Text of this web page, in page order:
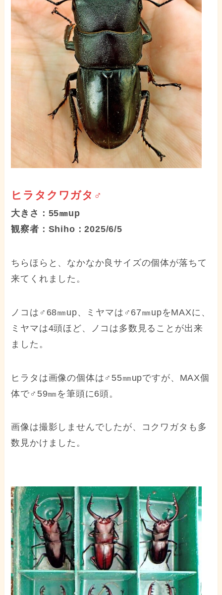
ヒラタクワガタ♂
大きさ：55㎜up
観察者：Shiho：2025/6/5
ちらほらと、なかなか良サイズの個体が落ちて
来てくれました。
ノコは♂68㎜up、ミヤマは♂67㎜upをMAXに、
ミヤマは4頭ほど、ノコは多数見ることが出来
ました。
ヒラタは画像の個体は♂55㎜upですが、MAX個
体で♂59㎜を筆頭に6頭。
画像は撮影しませんでしたが、コクワガタも多
数見かけました。